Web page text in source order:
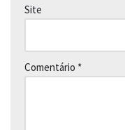
Site
Comentário *